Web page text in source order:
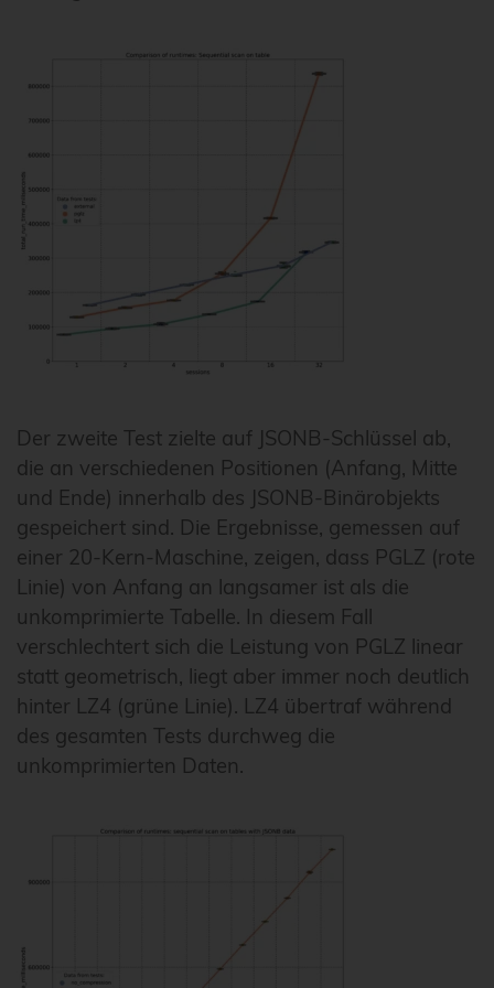
Der zweite Test zielte auf JSONB-Schlüssel ab,
die an verschiedenen Positionen (Anfang, Mitte
und Ende) innerhalb des JSONB-Binärobjekts
gespeichert sind. Die Ergebnisse, gemessen auf
einer 20-Kern-Maschine, zeigen, dass PGLZ (rote
Linie) von Anfang an langsamer ist als die
unkomprimierte Tabelle. In diesem Fall
verschlechtert sich die Leistung von PGLZ linear
statt geometrisch, liegt aber immer noch deutlich
hinter LZ4 (grüne Linie). LZ4 übertraf während
des gesamten Tests durchweg die
unkomprimierten Daten.